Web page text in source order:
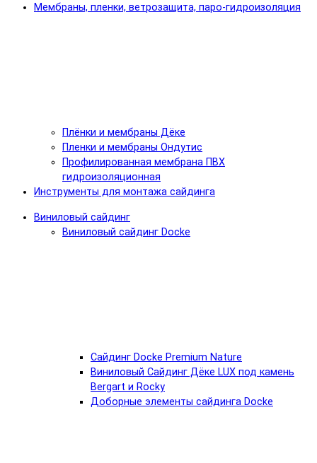
Мембраны, пленки, ветрозащита, паро-гидроизоляция
Плёнки и мембраны Дёке
Пленки и мембраны Ондутис
Профилированная мембрана ПВХ
гидроизоляционная
Инструменты для монтажа сайдинга
Виниловый сайдинг
Виниловый сайдинг Docke
Cайдинг Docke Premium Nature
Виниловый Сайдинг Дёке LUX под камень
Bergart и Rocky
Доборные элементы сайдинга Docke